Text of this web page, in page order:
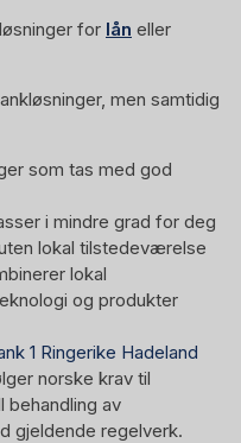
for lån eller
men samtidig
som tas med god
i mindre grad for deg
lokal tilstedeværelse
lokal
og produkter
1 Ringerike Hadeland
norske krav til
behandling av
gjeldende regelverk.